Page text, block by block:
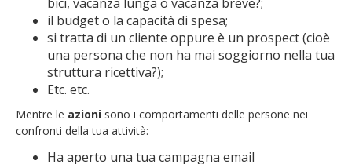
il budget o la capacità di spesa;
si tratta di un cliente oppure è un prospect (cioè
una persona che non ha mai soggiorno nella tua
struttura ricettiva?);
Etc. etc.
Mentre le azioni sono i comportamenti delle persone nei
confronti della tua attività:
Ha aperto una tua campagna email